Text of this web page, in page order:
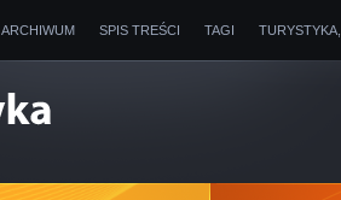
ARCHIWUM SPIS TREŚCI TAGI